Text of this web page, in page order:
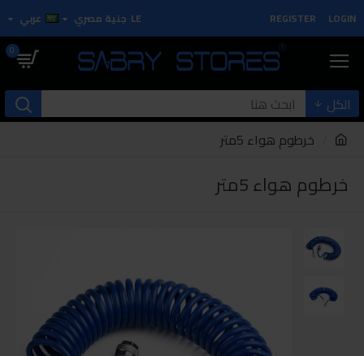
LOGIN
REGISTER
LE جنية مصري عربي
0
الكل
خرطوم هواء 5متر
خرطوم هواء 5متر